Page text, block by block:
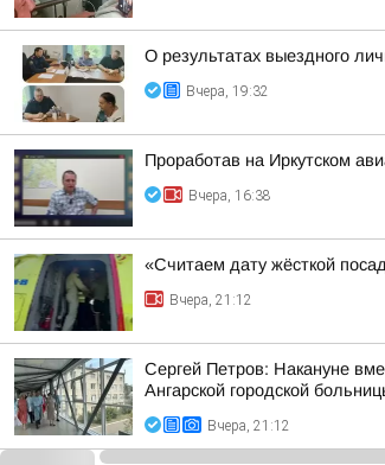
О результатах выездного
Вчера, 19:32
Проработав на Иркутском
Вчера, 16:38
«Считаем дату жёсткой
Вчера, 21:12
Сергей Петров: Накануне
Ангарской городской
Вчера, 21:12